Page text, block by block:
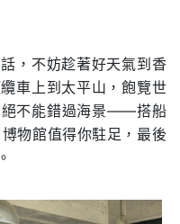
，不妨趁著好天氣到⾹
⾞上到太平⼭，飽覽世
絕不能錯過海景——搭船
物館值得你駐⾜，最後